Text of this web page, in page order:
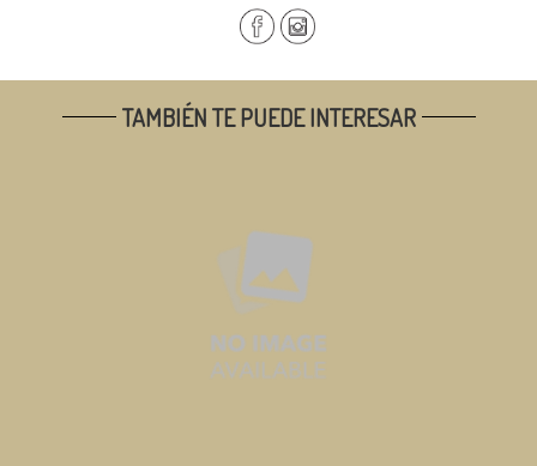
TAMBIÉN TE PUEDE INTERESAR